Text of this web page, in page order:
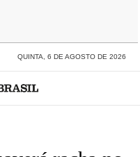
QUINTA, 6 DE AGOSTO DE 2026